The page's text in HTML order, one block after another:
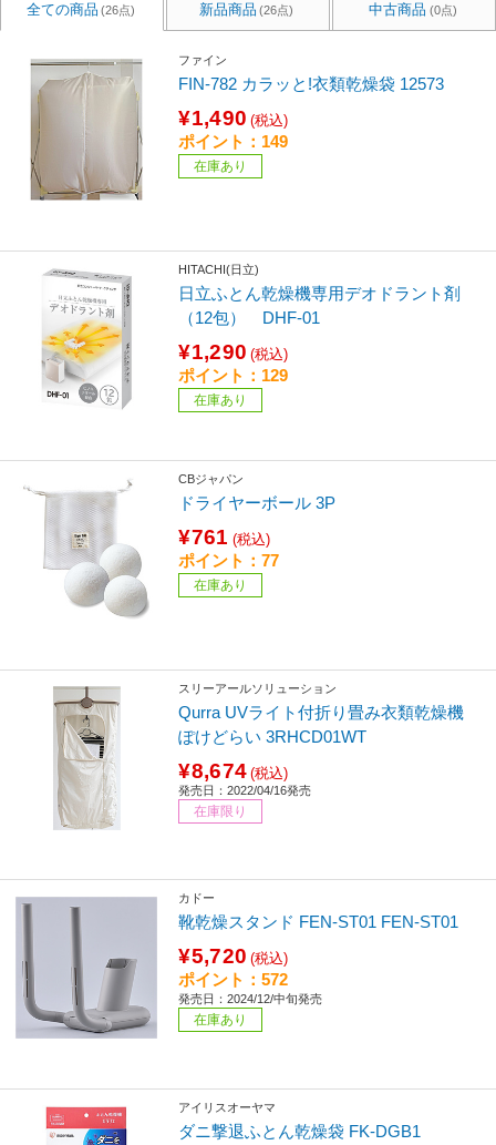
全ての商品 (26点) 新品商品 (26点) 中古商品 (0点)
ファイン
FIN-782 カラッと!衣類乾燥袋 12573
¥1,490 (税込)
ポイント：149
在庫あり
HITACHI(日立)
日立ふとん乾燥機専用デオドラント剤
（12包） DHF-01
¥1,290 (税込)
ポイント：129
在庫あり
CBジャパン
ドライヤーボール 3P
¥761 (税込)
ポイント：77
在庫あり
スリーアールソリューション
Qurra UVライト付折り畳み衣類乾燥機
ぽけどらい 3RHCD01WT
¥8,674 (税込)
発売日：2022/04/16発売
在庫限り
カドー
靴乾燥スタンド FEN-ST01 FEN-ST01
¥5,720 (税込)
ポイント：572
発売日：2024/12/中旬発売
在庫あり
アイリスオーヤマ
ダニ撃退ふとん乾燥袋 FK-DGB1